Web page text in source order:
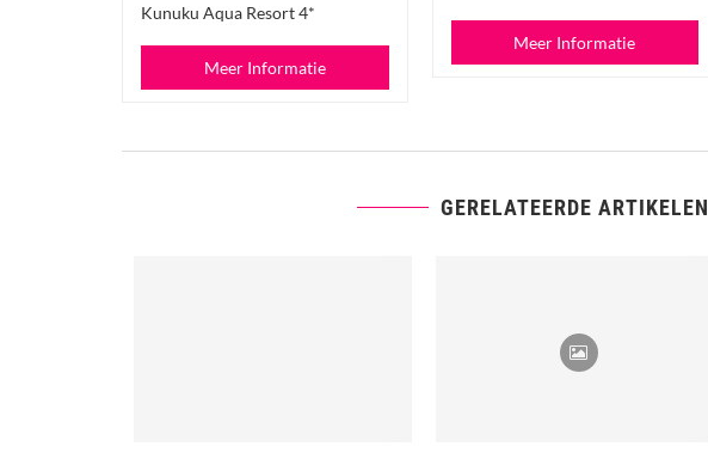
Kunuku Aqua Resort 4*
Meer Informatie
Meer Informatie
GERELATEERDE ARTIKELEN